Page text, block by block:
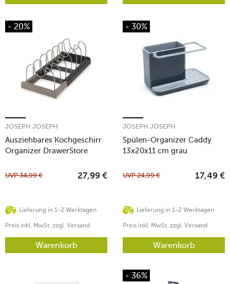
- 20%
Ausziehbares Kochgeschirr
Organizer DrawerStore
JOSEPH JOSEPH
Lieferung in 1-2 Werktagen
UVP34,99 € 27,99 €
Preis inkl. MwSt. zzgl. Versand
Warenkorb
- 30%
Spülen-Organizer Caddy
13x20x11 cm grau
JOSEPH JOSEPH
Lieferung in 1-2 Werktagen
UVP24,99 € 17,49 €
Preis inkl. MwSt. zzgl. Versand
Warenkorb
- 36%